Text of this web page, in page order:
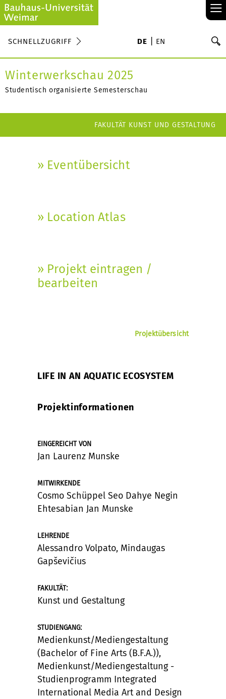
≡
SCHNELLZUGRIFF DE EN
Winterwerkschau 2025
Studentisch organisierte Semesterschau
FAKULTÄT KUNST UND GESTALTUNG
» Eventübersicht
» Location Atlas
» Projekt eintragen /
bearbeiten
Projektübersicht
LIFE IN AN AQUATIC ECOSYSTEM
Projektinformationen
EINGEREICHT VON
Jan Laurenz Munske
MITWIRKENDE
Cosmo Schüppel Seo Dahye Negin
Ehtesabian Jan Munske
LEHRENDE
Alessandro Volpato, Mindaugas
Gapševičius
FAKULTÄT:
Kunst und Gestaltung
STUDIENGANG:
Medienkunst/Mediengestaltung
(Bachelor of Fine Arts (B.F.A.)),
Medienkunst/Mediengestaltung -
Studienprogramm Integrated
International Media Art and Design